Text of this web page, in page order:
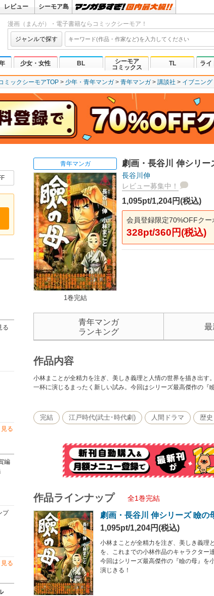
レビュー シーモア島
漫画（まんが）・電子書籍ならコミックシーモア！
ジャンルで探す
少女・女性 BL
シーモア
コミックス
TL ライ
ミックシーモアTOP 少年・青年マンガ 青年マンガ 講談社 イブニング
る
る
編
プ
る
青年マンガ
1巻完結
劇画・長谷川 伸シリー
長谷川伸
レビュー募集中！
1,095pt/1,204円(税込)
会員登録限定70%OFFクー
328pt/360円(税込)
青年マンガ
ランキング
最
作品内容
小林まことが全精力を注ぎ、美しき義理と人情の世界を描き出
一杯に演じるまったく新しい試み。今回はシリーズ最高傑作の『
完結 江戸時代(武士･時代劇) 人間ドラマ 歴史
作品ラインナップ 全1巻完結
劇画・長谷川 伸シリーズ 瞼の
1,095pt/1,204円(税込)
小林まことが全精力を注ぎ、美しき義理
を、これまでの小林作品のキャラクター
今回はシリーズ最高傑作の『瞼の母』を
演じきる！